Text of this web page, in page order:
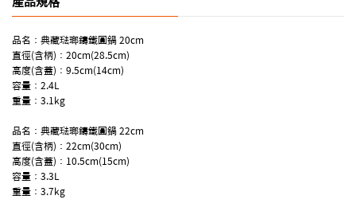
品名：典藏琺瑯鑄鐵圓鍋 20cm
直徑(含柄)：20cm(28.5cm)
高度(含蓋)：9.5cm(14cm)
容量：2.4L
重量：3.1kg
品名：典藏琺瑯鑄鐵圓鍋 22cm
直徑(含柄)：22cm(30cm)
高度(含蓋)：10.5cm(15cm)
容量：3.3L
重量：3.7kg